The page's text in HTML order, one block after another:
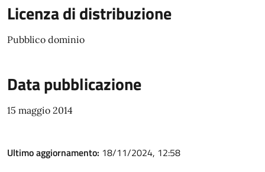
Licenza di distribuzione
Pubblico dominio
Data pubblicazione
15 maggio 2014
Ultimo aggiornamento: 18/11/2024, 12:58